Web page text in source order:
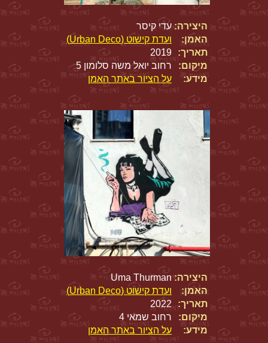
היצירה: עדי קיסר
האמן:
ועדת קישוט (Urban Deco)
תאריך:
2019
מיקום:
רחוב יואל משה סלומון 5
מידע:
על הציור באתר האמן
היצירה: Uma Thurman
האמן:
ועדת קישוט (Urban Deco)
תאריך:
2022
מיקום:
רחוב שמאי 4
מידע:
על הציור באתר האמן